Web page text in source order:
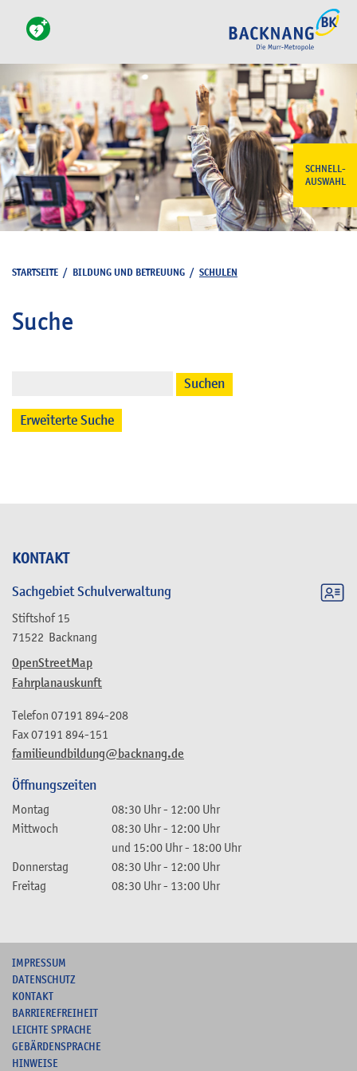
SCHNELL-
AUSWAHL
KONTAKT
Sachgebiet Schulverwaltung
Stiftshof 15
71522 Backnang
OpenStreetMap
Fahrplanauskunft
familieundbildung@backnang.de
Telefon 07191 894-208
Fax07191 894-151
Öffnungszeiten
Montag 08:30 Uhr- 12:00 Uhr
Mittwoch
08:30 Uhr- 12:00 Uhr
und 15:00 Uhr- 18:00 Uhr
Donnerstag
08:30 Uhr- 12:00 Uhr
Freitag
08:30 Uhr- 13:00 Uhr
STARTSEITE / BILDUNG UND BETREUUNG / SCHULEN
Suche
Suchen
Erweiterte Suche
IMPRESSUM
DATENSCHUTZ
KONTAKT
BARRIEREFREIHEIT
LEICHTE SPRACHE
GEBÄRDENSPRACHE
HINWEISE